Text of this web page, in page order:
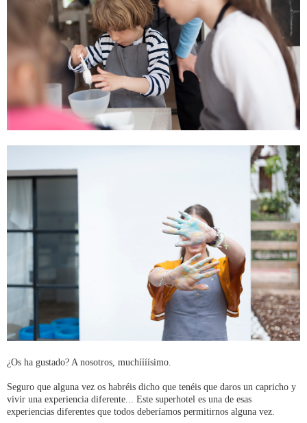
¿Os ha gustado? A nosotros, muchíííísimo.
Seguro que alguna vez os habréis dicho que tenéis que daros un capricho y
vivir una experiencia diferente... Este superhotel es una de esas
experiencias diferentes que todos deberíamos permitirnos alguna vez.